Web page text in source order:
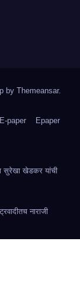
by Themeansar.
E-paper Epaper
सुरेखा खेडकर यांची
नाराजी